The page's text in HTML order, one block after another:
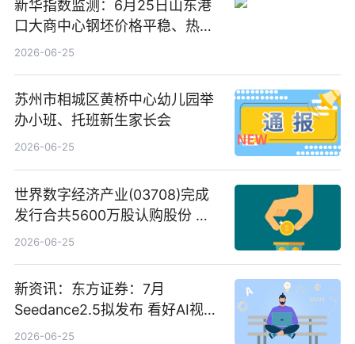
新华指数监测：6月25日山东港
口大商中心钢坯价格平稳、热轧
C料价格微幅下跌
2026-06-25
苏州市相城区黄桥中心幼儿园举
办小班、托班新生家长会
2026-06-25
世界数字经济产业(03708)完成
发行合共5600万股认购股份 净
筹约1007万港元 独家焦点
2026-06-25
新资讯：东方证券：7月
Seedance2.5拟发布 看好AI视频
创作工作流进一步提效
2026-06-25